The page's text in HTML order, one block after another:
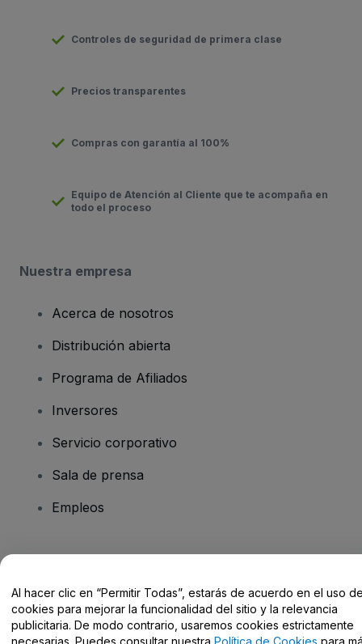
Controles de seguridad de primera clase
Precios transparentes
Compras con garantía al 100%
Equipo de Atención al Cliente que te acompaña en
todo el proceso
Nuestra empresa
Acerca de nosotros
Distribución abierta
Programa de Afiliados
Inversores
Servicio corporativo
Sala de prensa
Empleos
Centro de Ayuda / Contacto
Al hacer clic en “Permitir Todas”, estarás de acuerdo en el uso
cookies para mejorar la funcionalidad del sitio y la relevancia
publicitaria. De modo contrario, usaremos cookies estrictamente
necesarias. Puedes consultar nuestra Política de Cookies para